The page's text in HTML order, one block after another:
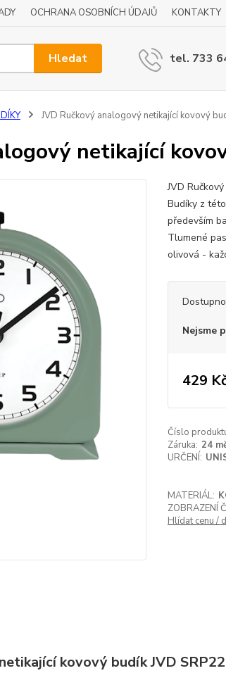
OCHRANA OSOBNÍCH ÚDAJŮ KONTAKTY
Hledat tel. 733
JVD Ručkový analogový netikající kovový
netikající
JVD
Budíky z
především
Tlumené
olivová -
Nejsme
429
Číslo
Záruka: 24
URČENÍ:
MATERIÁL:
ZOBRAZENÍ
Hlídat cenu /
kovový budík JVD